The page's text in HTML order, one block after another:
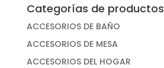
Categorías de productos
ACCESORIOS DE BAÑO
ACCESORIOS DE MESA
ACCESORIOS DEL HOGAR